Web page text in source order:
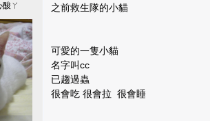
ㄚ
之前救生隊的小貓
可愛的一隻小貓
名字叫cc
已趨過蟲
很會吃 很會拉 很會睡